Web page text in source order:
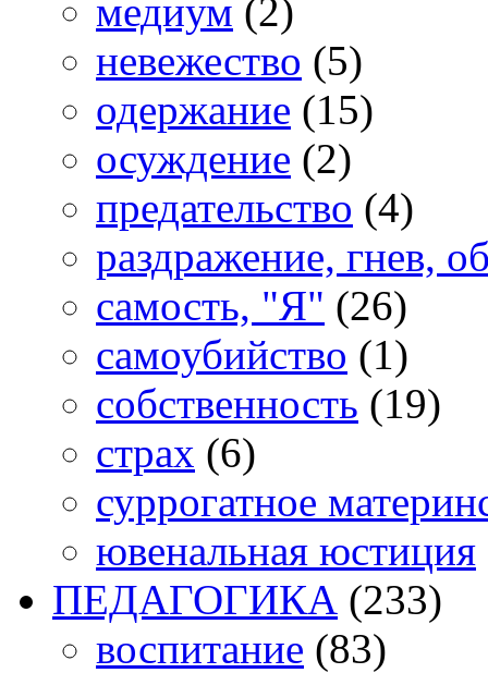
медиум (2)
невежество (5)
одержание (15)
осуждение (2)
предательство (4)
раздражение, гнев,
самость, "Я" (26)
самоубийство (1)
собственность (19)
страх (6)
суррогатное
ювенальная юстиция
ПЕДАГОГИКА (233)
воспитание (83)